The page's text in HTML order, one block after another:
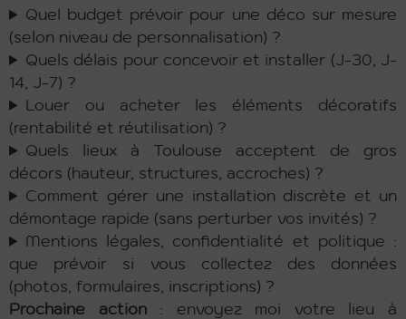
Quel budget prévoir pour une déco sur mesure
(selon niveau de personnalisation) ?
Quels délais pour concevoir et installer (J-30, J-
14, J-7) ?
Louer ou acheter les éléments décoratifs
(rentabilité et réutilisation) ?
Quels lieux à Toulouse acceptent de gros
décors (hauteur, structures, accroches) ?
Comment gérer une installation discrète et un
démontage rapide (sans perturber vos invités) ?
Mentions légales, confidentialité et politique :
que prévoir si vous collectez des données
(photos, formulaires, inscriptions) ?
Prochaine action: envoyez moi votre lieu à